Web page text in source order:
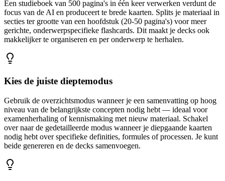
Een studieboek van 500 pagina's in één keer verwerken verdunt de
focus van de AI en produceert te brede kaarten. Splits je materiaal in
secties ter grootte van een hoofdstuk (20-50 pagina's) voor meer
gerichte, onderwerpspecifieke flashcards. Dit maakt je decks ook
makkelijker te organiseren en per onderwerp te herhalen.
Kies de juiste dieptemodus
Gebruik de overzichtsmodus wanneer je een samenvatting op hoog
niveau van de belangrijkste concepten nodig hebt — ideaal voor
examenherhaling of kennismaking met nieuw materiaal. Schakel
over naar de gedetailleerde modus wanneer je diepgaande kaarten
nodig hebt over specifieke definities, formules of processen. Je kunt
beide genereren en de decks samenvoegen.